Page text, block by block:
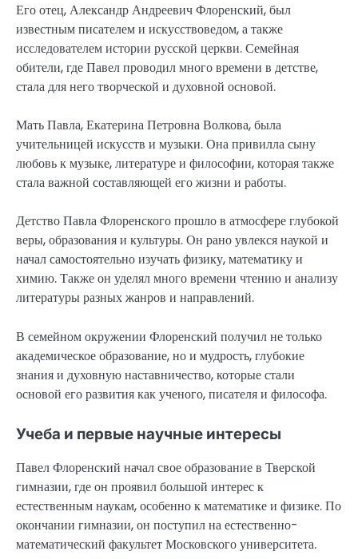
Его отец, Александр Андреевич Флоренский, был
известным писателем и искусствоведом, а также
исследователем истории русской церкви. Семейная
обители, где Павел проводил много времени в детстве,
стала для него творческой и духовной основой.
Мать Павла, Екатерина Петровна Волкова, была
учительницей искусств и музыки. Она привилла сыну
любовь к музыке, литературе и философии, которая также
стала важной составляющей его жизни и работы.
Детство Павла Флоренского прошло в атмосфере глубокой
веры, образования и культуры. Он рано увлекся наукой и
начал самостоятельно изучать физику, математику и
химию. Также он уделял много времени чтению и анализу
литературы разных жанров и направлений.
В семейном окружении Флоренский получил не только
академическое образование, но и мудрость, глубокие
знания и духовную наставничество, которые стали
основой его развития как ученого, писателя и философа.
Учеба и первые научные интересы
Павел Флоренский начал свое образование в Тверской
гимназии, где он проявил большой интерес к
естественным наукам, особенно к математике и физике. По
окончании гимназии, он поступил на естественно-
математический факультет Московского университета.